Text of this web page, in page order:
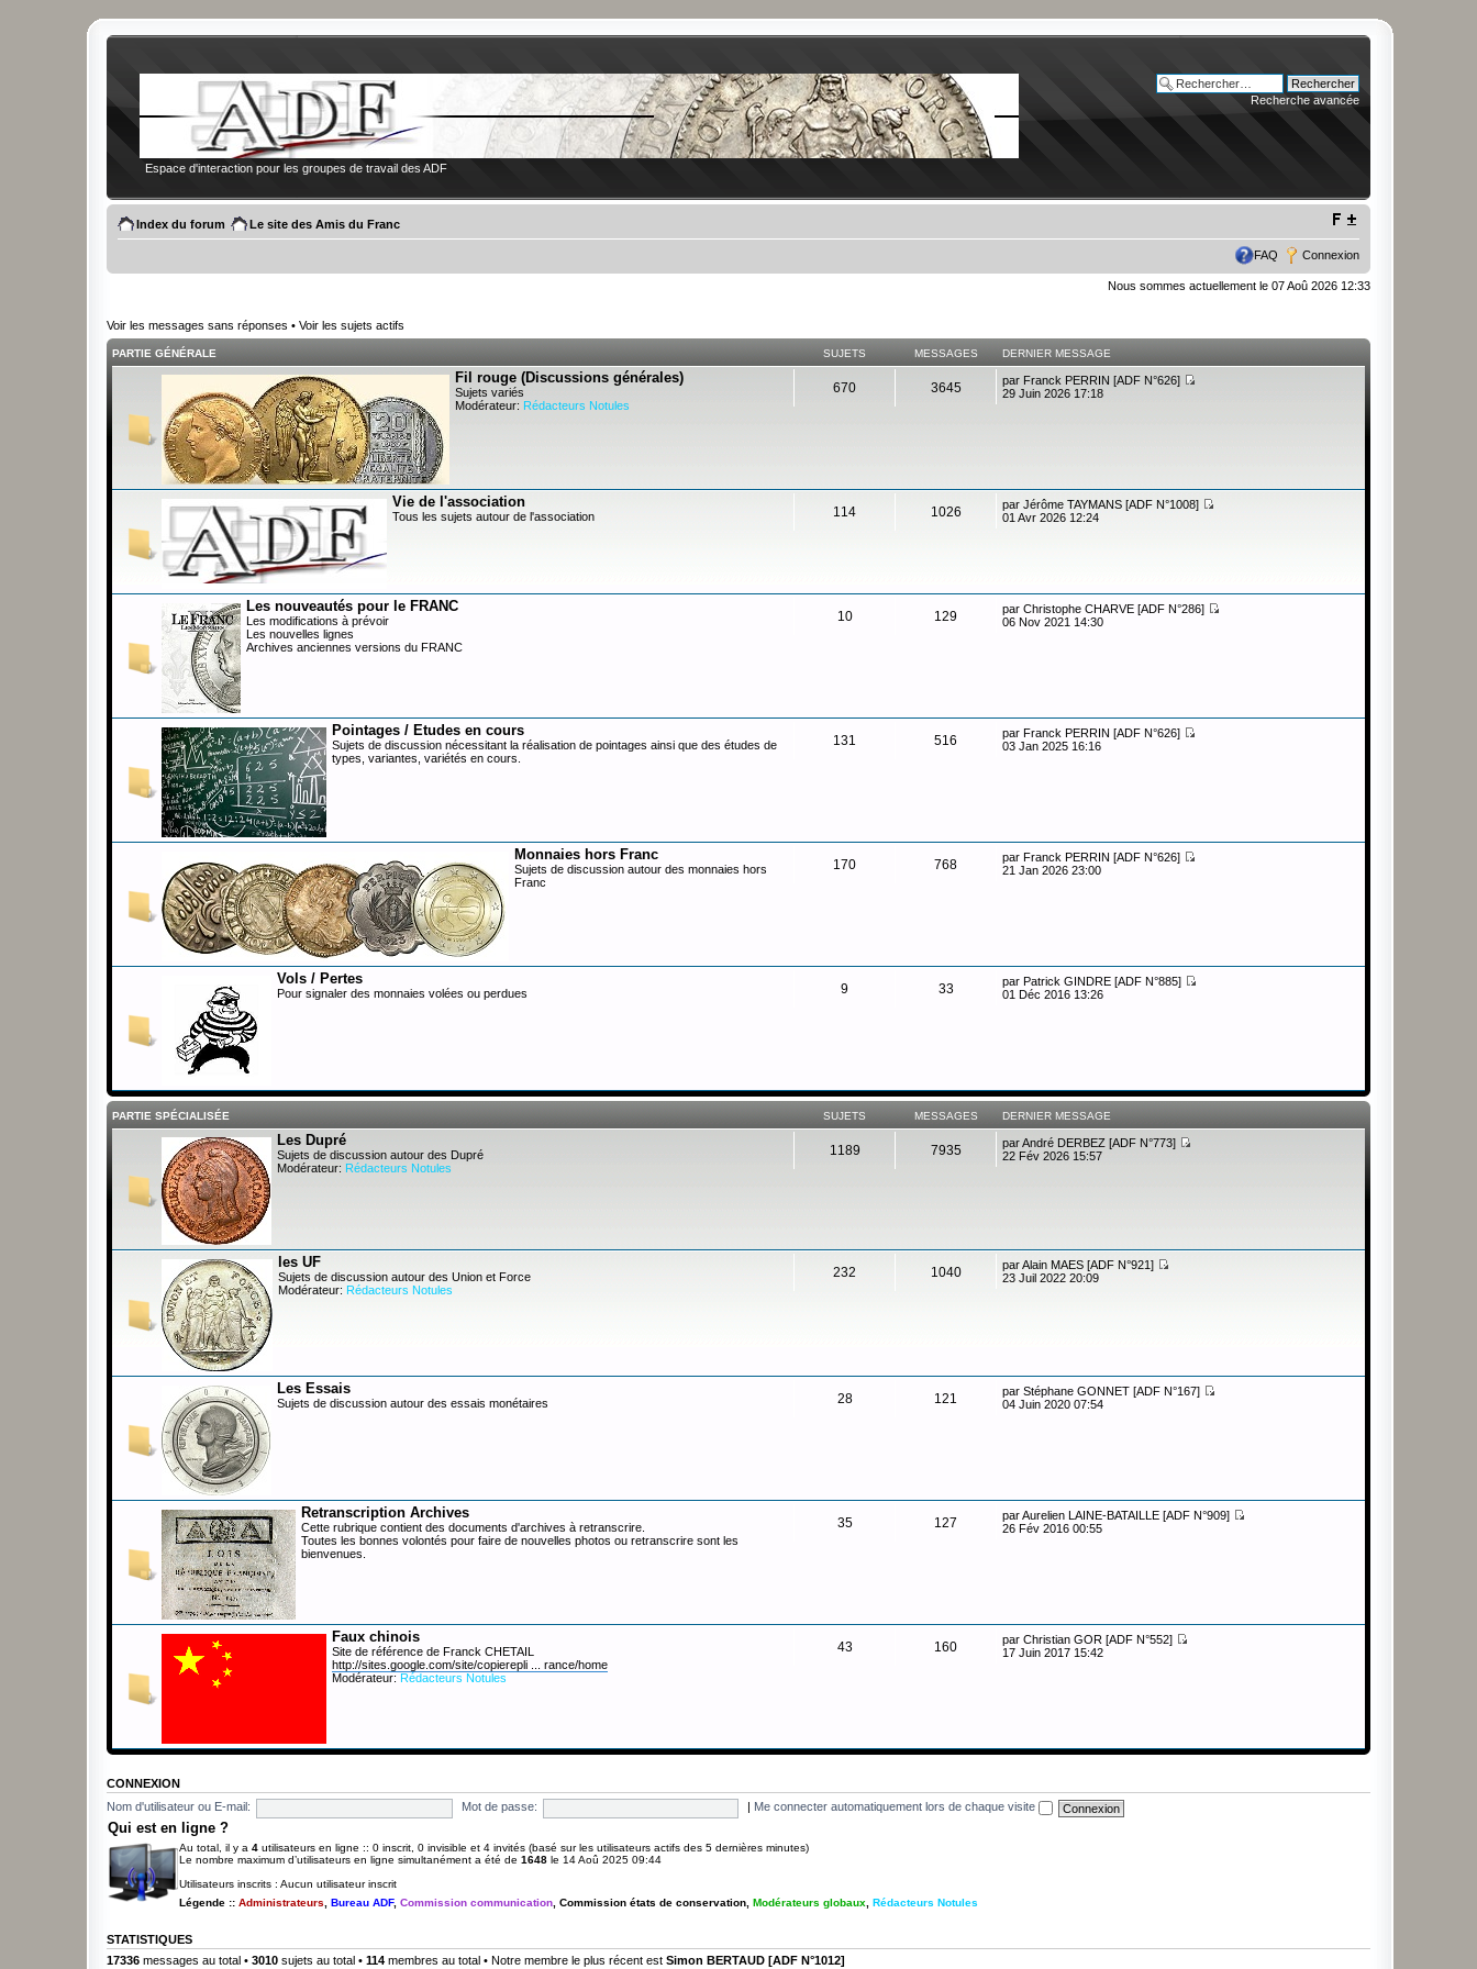
Espace d'interaction pour les groupes de travail des ADF
Recherche avancée
Index du forum Le site des Amis du Franc
FAQ Connexion
Nous sommes actuellement le 07 Aoû 2026 12:33
Voir les messages sans réponses • Voir les sujets actifs
PARTIE GÉNÉRALE SUJETS MESSAGES DERNIER MESSAGE
Fil rouge (Discussions générales)
Sujets variés
Modérateur: Rédacteurs Notules
670 3645 par Franck PERRIN [ADF N°626]
29 Juin 2026 17:18
Vie de l'association
Tous les sujets autour de l'association 114 1026 parJérôme TAYMANS [ADF N°1008]
01 Avr 2026 12:24
Les nouveautés pour le FRANC
Les modifications à prévoir
Les nouvelles lignes
Archives anciennes versions du FRANC
10 129 parChristophe CHARVE [ADF N°286]
06 Nov 2021 14:30
Pointages / Etudes en cours
Sujets de discussion nécessitant la réalisation de pointages ainsi que des études de
types, variantes, variétés en cours.
131 516 parFranck PERRIN [ADF N°626]
03 Jan 2025 16:16
Monnaies hors Franc
Sujets de discussion autour des monnaies hors
Franc
170 768 parFranck PERRIN [ADF N°626]
21 Jan 2026 23:00
Vols / Pertes
Pour signaler des monnaies volées ou perdues 9 33 parPatrick GINDRE [ADF N°885]
01 Déc 2016 13:26
PARTIE SPÉCIALISÉE SUJETS MESSAGES DERNIER MESSAGE
Les Dupré
Sujets de discussion autour des Dupré
Modérateur: Rédacteurs Notules
1189 7935 parAndré DERBEZ [ADF N°773]
22 Fév 2026 15:57
les UF
Sujets de discussion autour des Union et Force
Modérateur: Rédacteurs Notules
232 1040 parAlain MAES [ADF N°921]
23 Juil 2022 20:09
Les Essais
Sujets de discussion autour des essais monétaires 28 121 parStéphane GONNET [ADF N°167]
04 Juin 2020 07:54
Retranscription Archives
Cette rubrique contient des documents d'archives à retranscrire.
Toutes les bonnes volontés pour faire de nouvelles photos ou retranscrire sont les
bienvenues.
35 127 parAurelien LAINE-BATAILLE [ADF N°909]
26 Fév 2016 00:55
Faux chinois
Site de référence de Franck CHETAIL
http://sites.google.com/site/copierepli ... rance/home
Modérateur: Rédacteurs Notules
43 160 parChristian GOR [ADF N°552]
17 Juin 2017 15:42
CONNEXION
Nom d'utilisateur ou E-mail:
Mot de passe: Me connecter automatiquement lors de chaque visite
Qui est en ligne ?
Au total, il y a 4 utilisateurs en ligne :: 0 inscrit, 0 invisible et 4 invités (basé sur les utilisateurs actifs des 5 dernières minutes)
Le nombre maximum d’utilisateurs en ligne simultanément a été de 1648 le 14 Aoû 2025 09:44
Utilisateurs inscrits : Aucun utilisateur inscrit
Légende :: Administrateurs Bureau ADF, Commission communication Commission états de conservation Modérateurs globaux Rédacteurs Notules
STATISTIQUES
17336 messages au total • 3010 sujets au total • 114 membres au total • Notre membre le plus récent est Simon BERTAUD [ADF N°1012]